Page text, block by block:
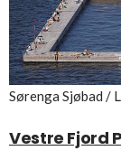
Sørenga Sjøbad /
Vestre Fjord